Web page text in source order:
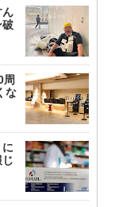
ん
破
周
な